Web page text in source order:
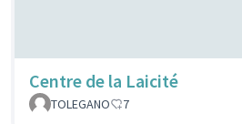
Centre de la Laicité
TOLEGANO
7